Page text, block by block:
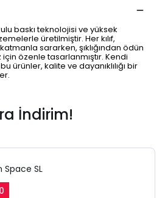
baskı teknolojisi ve yüksek
üretilmiştir. Her kılıf,
sararken, şıklığından ödün
için özenle tasarlanmıştır. Kendi
ürünler, kalite ve dayanıklılığı bir
İndirim!
Space SL